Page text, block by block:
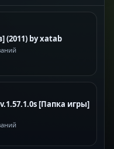
(2011) by xatab
[Папка игры]